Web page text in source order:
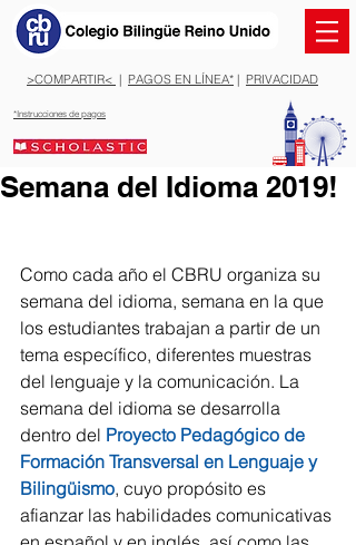
>COMPARTIR< | PAGOS EN LÍNEA* | PRIVACIDAD
*Instrucciones de pagos
Semana del Idioma 2019!
Como cada año el CBRU organiza su
semana del idioma, semana en la que
los estudiantes trabajan a partir de un
tema específico, diferentes muestras
del lenguaje y la comunicación. La
semana del idioma se desarrolla
dentro del Proyecto Pedagógico de
Formación Transversal en Lenguaje y
Bilingüismo, cuyo propósito es
afianzar las habilidades comunicativas